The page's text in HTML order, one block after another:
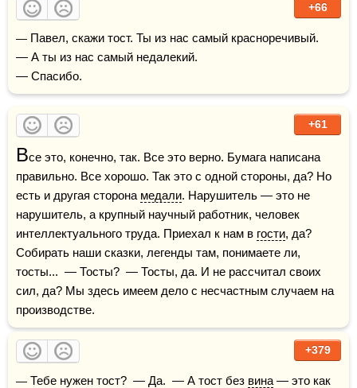
+66
— Павел, скажи тост. Ты из нас самый красноречивый.
— А ты из нас самый недалекий.
— Спасибо.
+61
Все это, конечно, так. Все это верно. Бумага написана
правильно. Все хорошо. Так это с одной стороны, да? Но
есть и другая сторона медали. Нарушитель — это не
нарушитель, а крупный научный работник, человек
интеллектуального труда. Приехал к нам в гости, да?
Собирать наши сказки, легенды там, понимаете ли,
тосты...  — Тосты?  — Тосты, да. И не рассчитал своих
сил, да? Мы здесь имеем дело с несчастным случаем на
производстве.
+379
— Тебе нужен тост?  — Да.  — А тост без вина — это как